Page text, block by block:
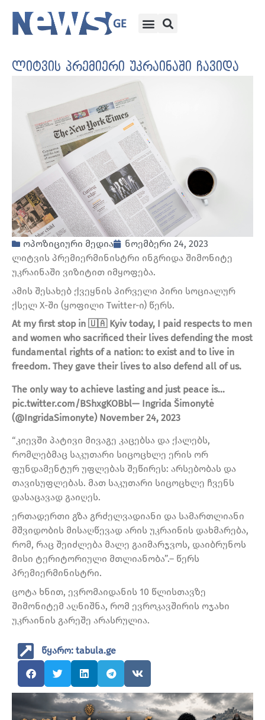
ლიტვის პრემიერი უკრაინაში ჩავიდა
ოპოზიციური მედია
ნოემბერი 24, 2023
ლიტვის პრემიერმინისტრი ინგრიდა შიმონიტე
უკრაინაში ვიზიტით იმყოფება.
ამის შესახებ ქვეყნის პირველი პირი სოციალურ
ქსელ X-ში (ყოფილი Twitter-ი) წერს.
At my first stop in 🇺🇦 Kyiv today, I paid respects to men
and women who sacrificed their lives defending the most
fundamental rights of a nation: to exist and to live in
freedom. They gave their lives to also defend all of us.
The only way to achieve lasting and just peace is…
pic.twitter.com/BShxgKOBbl— Ingrida Šimonytė
(@IngridaSimonyte) November 24, 2023
“კიევში პატივი მივაგე კაცებსა და ქალებს,
რომლებმაც საკუთარი სიცოცხლე ერის ორ
ფუნდამენტურ უფლებას შეწირეს: არსებობას და
თავისუფლებას. მათ საკუთარი სიცოცხლე ჩვენს
დასაცავად გაიღეს.
ერთადერთი გზა გრძელვადიანი და სამართლიანი
მშვიდობის მისაღწევად არის უკრაინის დახმარება,
რომ, რაც შეიძლება მალე გაიმარჯვოს, დაიბრუნოს
მისი ტერიტორიული მთლიანობა”.– წერს
პრემიერმინისტრი.
ცოტა ხნით, ევრომაიდანის 10 წლისთავზე
შიმონიტემ აღნიშნა, რომ ევროკავშირის ოჯახი
უკრაინის გარეშე არასრულია.
წყარო: tabula.ge